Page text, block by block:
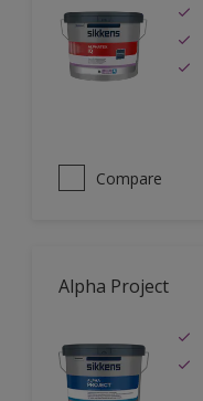
Compare
Alpha Project